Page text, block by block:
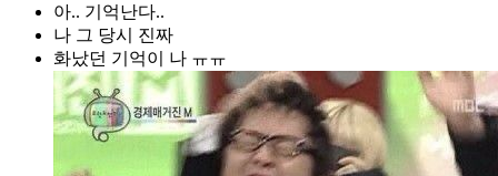
아.. 기억난다..
나 그 당시 진짜
화났던 기억이 나 ㅠㅠ